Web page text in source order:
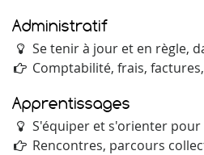
Administratif
Se tenir à jour et en règle,
Comptabilité, frais,
Apprentissages
S'équiper et s'orienter
Rencontres, parcours